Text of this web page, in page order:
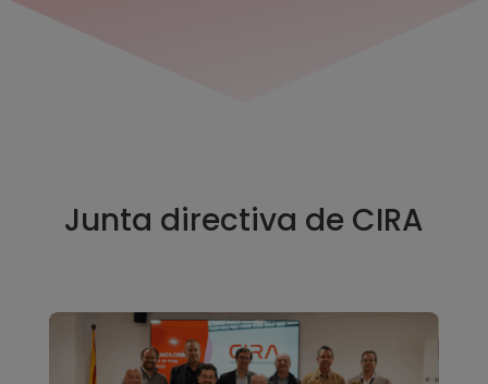
Junta directiva de CIRA